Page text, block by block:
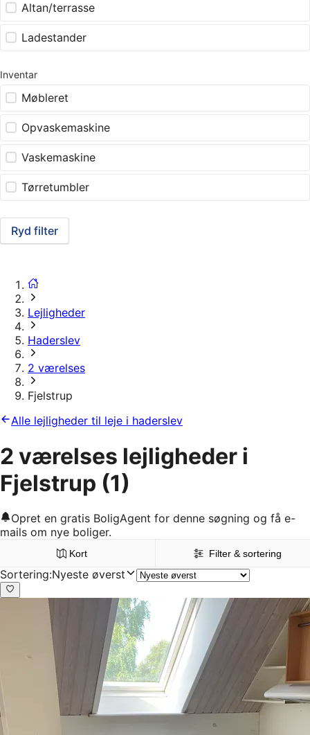
Altan/terrasse
Ladestander
Inventar
Møbleret
Opvaskemaskine
Vaskemaskine
Tørretumbler
Ryd filter
Lejligheder
Haderslev
2 værelses
Fjelstrup
Alle lejligheder til leje i haderslev
2 værelses lejligheder i
Fjelstrup (1)
Opret en gratis BoligAgent for denne søgning og få e-
mails om nye boliger.
Kort Filter & sortering
Sortering:Nyeste øverst